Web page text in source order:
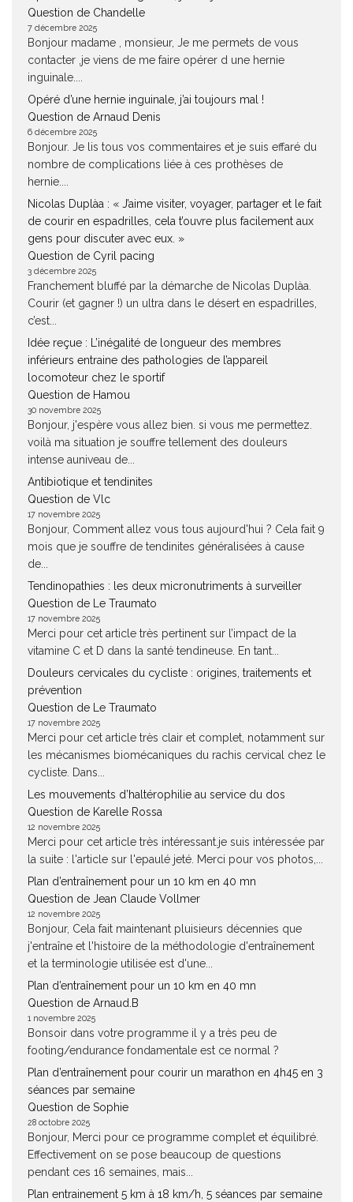
Question de Chandelle
7 décembre 2025
Bonjour madame , monsieur, Je me permets de vous
contacter ,je viens de me faire opérer d une hernie
inguinale....
Opéré d’une hernie inguinale, j’ai toujours mal !
Question de Arnaud Denis
6 décembre 2025
Bonjour. Je lis tous vos commentaires et je suis effaré du
nombre de complications liée à ces prothèses de
hernie....
Nicolas Duplàa : « J’aime visiter, voyager, partager et le fait
de courir en espadrilles, cela t’ouvre plus facilement aux
gens pour discuter avec eux. »
Question de Cyril pacing
3 décembre 2025
Franchement bluffé par la démarche de Nicolas Duplàa.
Courir (et gagner !) un ultra dans le désert en espadrilles,
c’est...
Idée reçue : L’inégalité de longueur des membres
inférieurs entraine des pathologies de l’appareil
locomoteur chez le sportif
Question de Hamou
30 novembre 2025
Bonjour, j'espère vous allez bien. si vous me permettez.
voilà ma situation je souffre tellement des douleurs
intense auniveau de...
Antibiotique et tendinites
Question de Vlc
17 novembre 2025
Bonjour, Comment allez vous tous aujourd'hui ? Cela fait 9
mois que je souffre de tendinites généralisées à cause
de...
Tendinopathies : les deux micronutriments à surveiller
Question de Le Traumato
17 novembre 2025
Merci pour cet article très pertinent sur l’impact de la
vitamine C et D dans la santé tendineuse. En tant...
Douleurs cervicales du cycliste : origines, traitements et
prévention
Question de Le Traumato
17 novembre 2025
Merci pour cet article très clair et complet, notamment sur
les mécanismes biomécaniques du rachis cervical chez le
cycliste. Dans...
Les mouvements d’haltérophilie au service du dos
Question de Karelle Rossa
12 novembre 2025
Merci pour cet article très intéressant.je suis intéressée par
la suite : l'article sur l'epaulé jeté. Merci pour vos photos,...
Plan d’entraînement pour un 10 km en 40 mn
Question de Jean Claude Vollmer
12 novembre 2025
Bonjour, Cela fait maintenant pluisieurs décennies que
j'entraîne et l'histoire de la méthodologie d'entraînement
et la terminologie utilisée est d'une...
Plan d’entraînement pour un 10 km en 40 mn
Question de Arnaud.B
1 novembre 2025
Bonsoir dans votre programme il y a très peu de
footing/endurance fondamentale est ce normal ?
Plan d’entraînement pour courir un marathon en 4h45 en 3
séances par semaine
Question de Sophie
28 octobre 2025
Bonjour, Merci pour ce programme complet et équilibré.
Effectivement on se pose beaucoup de questions
pendant ces 16 semaines, mais...
Plan entrainement 5 km à 18 km/h, 5 séances par semaine